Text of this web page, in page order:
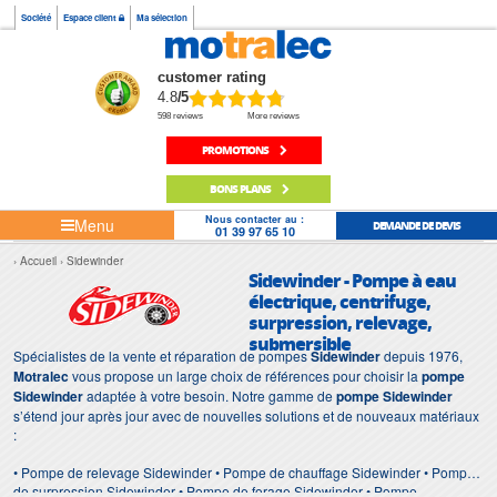
Société Espace client Ma sélection
customer rating
4.8/5
598 reviews More reviews
PROMOTIONS
BONS PLANS
Menu Nous contacter au :
01 39 97 65 10 DEMANDE DE DEVIS
Accueil Sidewinder
Sidewinder - Pompe à eau
électrique, centrifuge,
surpression, relevage,
submersible
Spécialistes de la vente et réparation de pompesSidewinderdepuis 1976,
Motralecvous propose un large choix de références pour choisir la pompe
Sidewinderadaptée à votre besoin. Notre gamme depompe Sidewinder
s’étend jour après jour avec de nouvelles solutions et de nouveaux matériaux
:
• Pompe de relevage Sidewinder • Pompe de chauffage Sidewinder • Pompe
de surpression Sidewinder • Pompe de forage Sidewinder • Pompe